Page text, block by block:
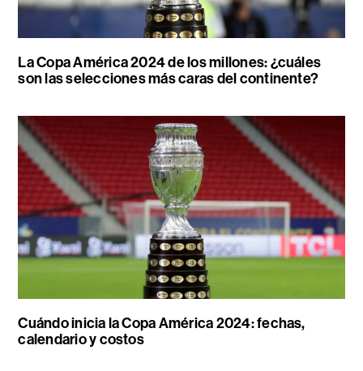
La Copa América 2024 de los millones: ¿cuáles
son las selecciones más caras del continente?
Cuándo inicia la Copa América 2024: fechas,
calendario y costos